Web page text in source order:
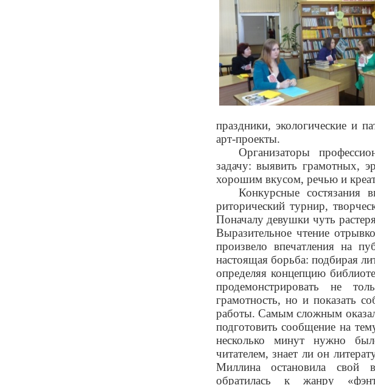
праздники, экологические и
арт-проекты.
Организаторы
задачу: выявить грамотных,
хорошим вкусом, речью и
Конкурсные состязания
риторический турнир,
Поначалу девушки чуть
Выразительное чтение
произвело впечатления на
настоящая борьба: подбирая
определяя концепцию
продемонстрировать не
грамотность, но и показать
работы. Самым сложным
подготовить сообщение на
несколько минут нужно
читателем, знает ли он
Миллина остановила свой
обратилась к жанру